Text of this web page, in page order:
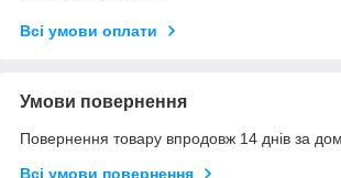
Всі умови оплати
Умови повернення
Повернення товару впродовж 14 днів за
Всі умови повернення